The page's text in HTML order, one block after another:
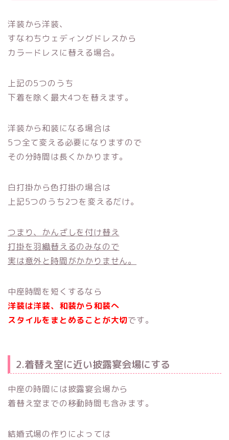
洋装から洋装、
すなわちウェディングドレスから
カラードレスに替える場合。
上記の5つのうち
下着を除く最大4つを替えます。
洋装から和装になる場合は
5つ全て変える必要になりますので
その分時間は長くかかります。
白打掛から色打掛の場合は
上記5つのうち2つを変えるだけ。
つまり、かんざしを付け替え
打掛を羽織替えるのみなので
実は意外と時間がかかりません。
中座時間を短くするなら
洋装は洋装、和装から和装へ
スタイルをまとめることが大切です。
2.着替え室に近い披露宴会場にする
中座の時間には披露宴会場から
着替え室までの移動時間も含みます。
結婚式場の作りによっては